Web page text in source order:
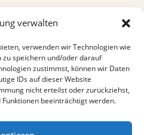
verwalten
verwenden wir Technologien wie
speichern und/oder darauf
zustimmst, können wir Daten
IDs auf dieser Website
nicht erteilst oder zurückziehst,
beeinträchtigt werden.
UND TEILEN